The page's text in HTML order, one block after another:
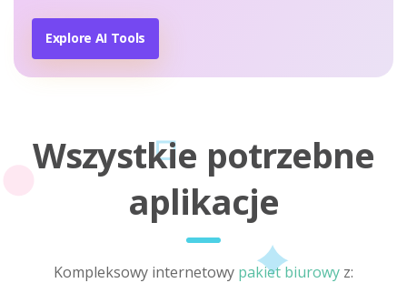
Explore AI Tools
Wszystkie potrzebne
aplikacje
Kompleksowy internetowy pakiet biurowy z: